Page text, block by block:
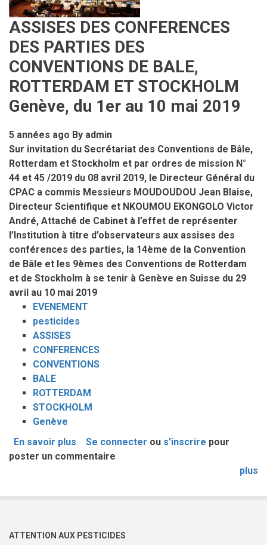
COMITE
SAHELIEN
DES
PESTICIDES
ASSISES DES CONFERENCES
DES PARTIES DES
CONVENTIONS DE BALE,
ROTTERDAM ET STOCKHOLM
Genève, du 1er au 10 mai 2019
5 années ago By admin
Sur invitation du Secrétariat des Conventions de Bâle,
Rotterdam et Stockholm et par ordres de mission N°
44 et 45 /2019 du 08 avril 2019, le Directeur Général du
CPAC a commis Messieurs MOUDOUDOU Jean Blaise,
Directeur Scientifique et NKOUMOU EKONGOLO Victor
André, Attaché de Cabinet à l’effet de représenter
l’Institution à titre d’observateurs aux assises des
conférences des parties, la 14ème de la Convention
de Bâle et les 9èmes des Conventions de Rotterdam
et de Stockholm à se tenir à Genève en Suisse du 29
avril au 10 mai 2019
EVENEMENT
pesticides
ASSISES
CONFERENCES
CONVENTIONS
BALE
ROTTERDAM
STOCKHOLM
Genève
En savoir plus sur
ASSISES
DES
Se connecter ou s'inscrire pour
poster un commentaire
plus
ATTENTION AUX PESTICIDES